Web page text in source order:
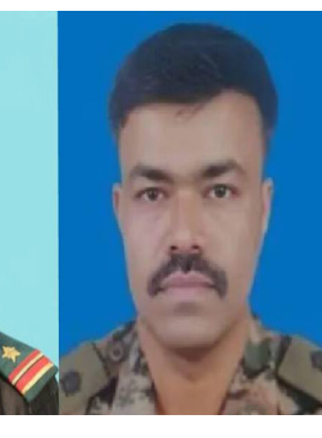
ആക്രമണങ്ങള്‍ സംസ്ഥാനത്ത്
അധികൃതര്‍
കണ്ടെത്തുകയും
കൊണ്ടുവരാനായി പ്രാദേശിക
സ്‌ക്വാഡുകളെയും
സ്‌കൂളിന്റെ വൈസ്
മരിക്കുകയും ചെയ്തു.
ആരും ഉത്തരവാദിത്തം
രക്ഷപ്പെടുത്താന്‍ സര്‍ക്കാര്‍,
എന്നിവരുമൊത്ത് സംയുക്ത
അധികൃതര്‍ അറിയിച്ചു.